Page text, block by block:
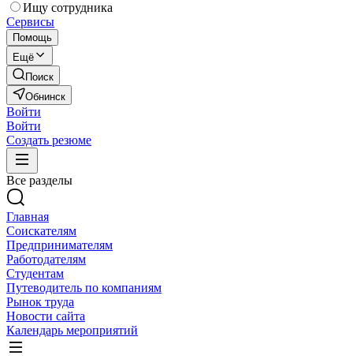
Ищу сотрудника
Сервисы
Помощь
Ещё
Поиск
Обнинск
Войти
Войти
Создать резюме
Все разделы
Главная
Соискателям
Предпринимателям
Работодателям
Студентам
Путеводитель по компаниям
Рынок труда
Новости сайта
Календарь мероприятий